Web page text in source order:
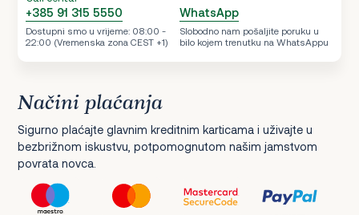
+385 91 315 5550
Dostupni smo u vrijeme: 08:00 -
22:00 (Vremenska zona CEST +1)
WhatsApp
Slobodno nam pošaljite poruku u
bilo kojem trenutku na WhatsAppu
Načini plaćanja
Sigurno plaćajte glavnim kreditnim karticama i uživajte u
bezbrižnom iskustvu, potpomognutom našim jamstvom
povrata novca.